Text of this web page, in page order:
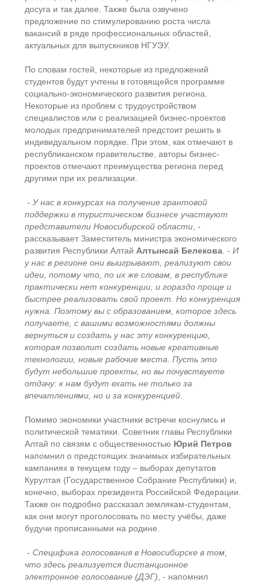
досуга и так далее. Также была озвучено
предложение по стимулированию роста числа
вакансий в ряде профессиональных областей,
актуальных для выпускников НГУЭУ.
По словам гостей, некоторые из предложений
студентов будут учтены в готовящейся программе
социально-экономического развития региона.
Некоторые из проблем с трудоустройством
специалистов или с реализацией бизнес-проектов
молодых предпринимателей предстоит решить в
индивидуальном порядке. При этом, как отмечают в
республиканском правительстве, авторы бизнес-
проектов отмечают преимущества региона перед
другими при их реализации.
- У нас в конкурсах на получение грантовой
поддержки в туристическом бизнесе участвуют
представители Новосибирской области , -
рассказывает Заместитель министра экономического
развития Республики Алтай Алтынсай Белекова . - И
у нас в регионе они выигрывают, реализуют свои
идеи, потому что, по их же словам, в республике
практически нет конкуренции, и гораздо проще и
быстрее реализовать свой проект. Но конкуренция
нужна. Поэтому вы с образованием, которое здесь
получаете, с вашими возможностями должны
вернуться и создать у нас эту конкуренцию,
которая позволит создать новые креативные
технологии, новые рабочие места. Пусть это
будут небольшие проекты, но вы почувствуете
отдачу: к нам будут ехать не только за
впечатлениями, но и за конкуренцией
Помимо экономики участники встречи коснулись и
политической тематики. Советник главы Республики
Алтай по связям с общественностью Юрий Петров
напомнил о предстоящих значимых избирательных
кампаниях в текущем году – выборах депутатов
Курултая (Государственное Собрание Республики) и,
конечно, выборах президента Российской Федерации.
Также он подробно рассказал землякам-студентам,
как они могут проголосовать по месту учёбы, даже
будучи прописанными на родине.
- Специфика голосования в Новосибирске в том,
что здесь реализуется дистанционное
электронное голосование (ДЭГ) , - напомнил